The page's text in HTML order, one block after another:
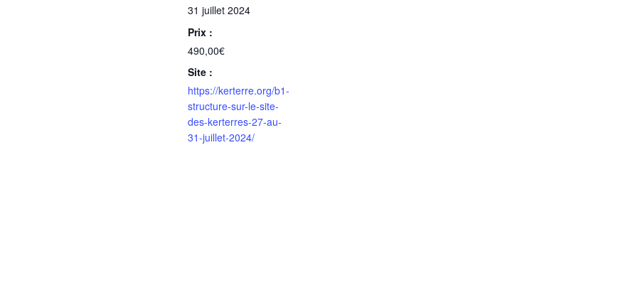
31 juillet 2024
Prix :
490,00€
Site :
https://kerterre.org/b1-
structure-sur-le-site-
des-kerterres-27-au-
31-juillet-2024/